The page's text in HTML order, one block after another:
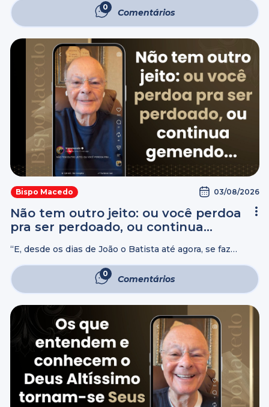
tomou uma das pedras daquele ...
0 Comentários
Bispo Macedo 03/08/2026
Não tem outro jeito: ou você perdoa
pra ser perdoado, ou continua
“E, desde os dias de João o Batista até agora, se faz
dEle.” Mateus 11:12 “Porque, se perdoardes aos homens ...
0 Comentários